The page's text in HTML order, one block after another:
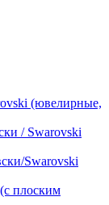
(ювелирные,
/ Swarovski
Swarovski
плоским